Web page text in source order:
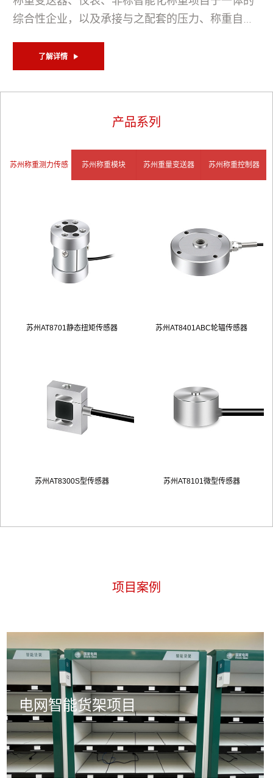
综合性企业，以及承接与之配套的压力、称重自动
括风洞应力分析、高速称重测力数据采集/多通道数
据采集等一系列专业技术服务。力求打造国内外测
力称重传感器及自动化控制系统方案供应商。
了解详情
产品系列
苏州称重测力传感 苏州称重模块 苏州重量变送器 苏州称重控制器
苏州AT8701静态扭矩传感器 苏州AT8401ABC轮辐传感器
苏州AT8300S型传感器 苏州AT8101微型传感器
苏州AT8822称重模组 苏州AT8811微量称重模块
苏州AT8802A称重模块 苏州AT8801称重模块
苏州TDA-E 多路网口变送器 苏州TDA-16A 高精度模拟数字变送器
苏州TDA-10B 检重/分选控制器 苏州TDA-04A 数字重量变送器
苏州AD2016D系列四种物料配料仪表 苏州AD2016C称重/测力控制器
苏州AD2022A 多协议称重控制器 苏州AD2019D 定量包装控制器
项目案例
电网智能货架项目